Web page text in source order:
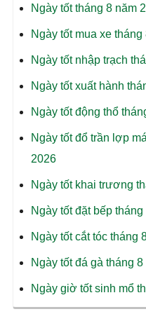
Ngày tốt tháng 8 năm
Ngày tốt mua xe
Ngày tốt nhập trạch
Ngày tốt xuất hành
Ngày tốt động thổ
Ngày tốt đổ trần lợp
2026
Ngày tốt khai trương
Ngày tốt đặt bếp
Ngày tốt cắt tóc tháng
Ngày tốt đá gà tháng
Ngày giờ tốt sinh mổ